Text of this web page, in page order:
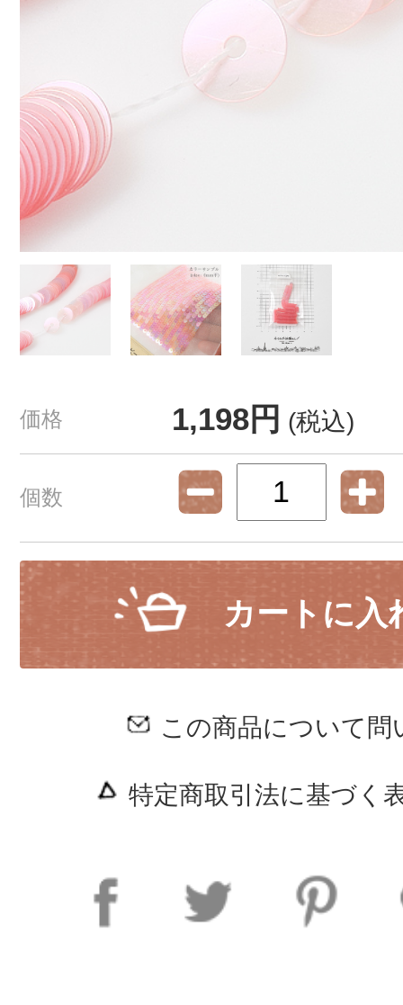
価格 1,198円 (税込)
個数
カートに入
この商品について問
特定商取引法に基づく